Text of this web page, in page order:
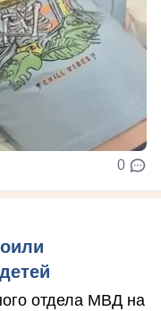
0
отдела МВД на